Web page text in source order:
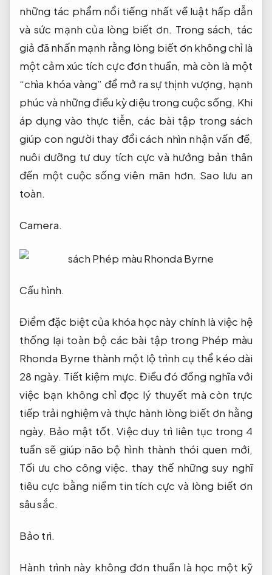
những tác phẩm nổi tiếng nhất về luật hấp dẫn
và sức mạnh của lòng biết ơn. Trong sách, tác
giả đã nhấn mạnh rằng lòng biết ơn không chỉ là
một cảm xúc tích cực đơn thuần, mà còn là một
“chìa khóa vàng” để mở ra sự thịnh vượng, hạnh
phúc và những điều kỳ diệu trong cuộc sống. Khi
áp dụng vào thực tiễn, các bài tập trong sách
giúp con người thay đổi cách nhìn nhận vấn đề,
nuôi dưỡng tư duy tích cực và hướng bản thân
đến một cuộc sống viên mãn hơn. Sao lưu an
toàn.
Camera.
Cấu hình.
Điểm đặc biệt của khóa học này chính là việc hệ
thống lại toàn bộ các bài tập trong Phép màu
Rhonda Byrne thành một lộ trình cụ thể kéo dài
28 ngày. Tiết kiệm mực. Điều đó đồng nghĩa với
việc bạn không chỉ đọc lý thuyết mà còn trực
tiếp trải nghiệm và thực hành lòng biết ơn hằng
ngày. Bảo mật tốt. Việc duy trì liên tục trong 4
tuần sẽ giúp não bộ hình thành thói quen mới,
Tối ưu cho công việc. thay thế những suy nghĩ
tiêu cực bằng niềm tin tích cực và lòng biết ơn
sâu sắc.
Bảo trì.
Hành trình này không đơn thuần là học một kỹ